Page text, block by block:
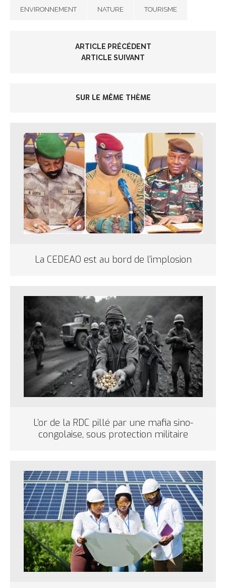
ENVIRONNEMENT NATURE TOURISME
ARTICLE PRÉCÉDENT
ARTICLE SUIVANT
SUR LE MÊME THÈME
La CEDEAO est au bord de l’implosion
L’or de la RDC pillé par une mafia sino-
congolaise, sous protection militaire